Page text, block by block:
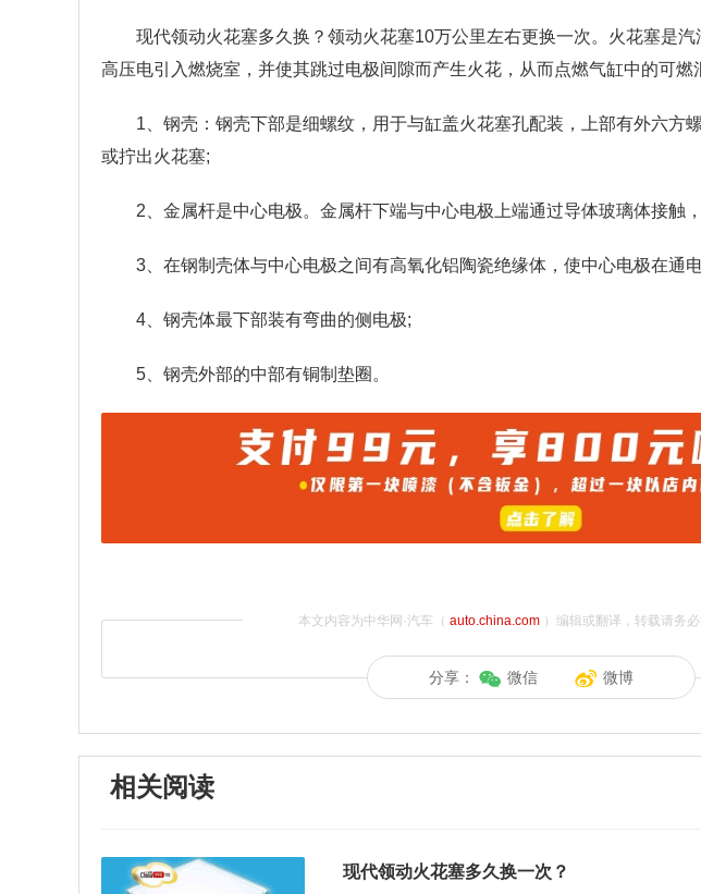
现代领动火花塞多久换？领动火花塞10万公里左右更换一次。火花塞是
高压电引入燃烧室，并使其跳过电极间隙而产生火花，从而点燃气缸中的可燃
1、钢壳：钢壳下部是细螺纹，用于与缸盖火花塞孔配装，上部有外六方
或拧出火花塞;
2、金属杆是中心电极。金属杆下端与中心电极上端通过导体玻璃体接触
3、在钢制壳体与中心电极之间有高氧化铝陶瓷绝缘体，使中心电极在通
4、钢壳体最下部装有弯曲的侧电极;
5、钢壳外部的中部有铜制垫圈。
本文内容为中华网·汽车（ auto.china.com）编辑或翻译，转载请务必
分享： 微信 微博
相关阅读
现代领动火花塞多久换一次？